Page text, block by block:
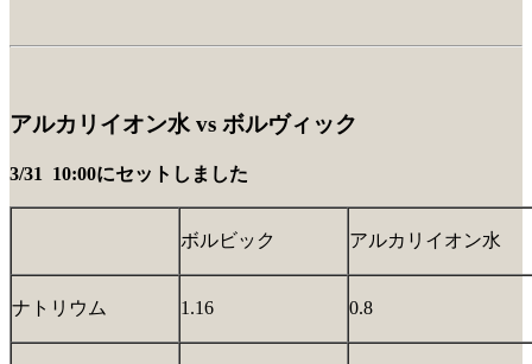
アルカリイオン水 vs ボルヴィック
3/31 10:00にセットしました
ボルビック アルカリイオン水
ナトリウム 1.16 0.8